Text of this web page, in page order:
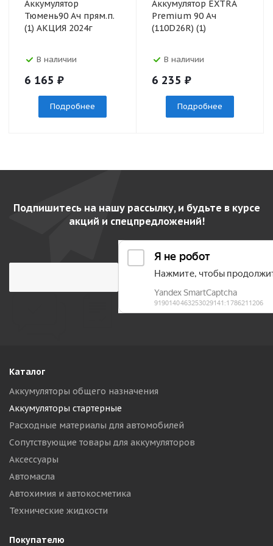
Аккумулятор
Тюмень90 Ач прям.п.
(1) АКЦИЯ 2024г
В наличии
6 165 ₽
Подробнее
Аккумулятор EXTRA
Premium 90 Ач
(110D26R) (1)
В наличии
6 235 ₽
Подробнее
Подпишитесь на нашу рассылку, и будьте в курсе
акций и спецпредложений!
Каталог
Аккумуляторы общего назначения
Аккумуляторы стартерные
Расходные материалы для автомобилей
Сопутствующие товары для аккумуляторов
Аксессуары
Автомасла
Автохимия и автокосметика
Технические жидкости
Покупателю